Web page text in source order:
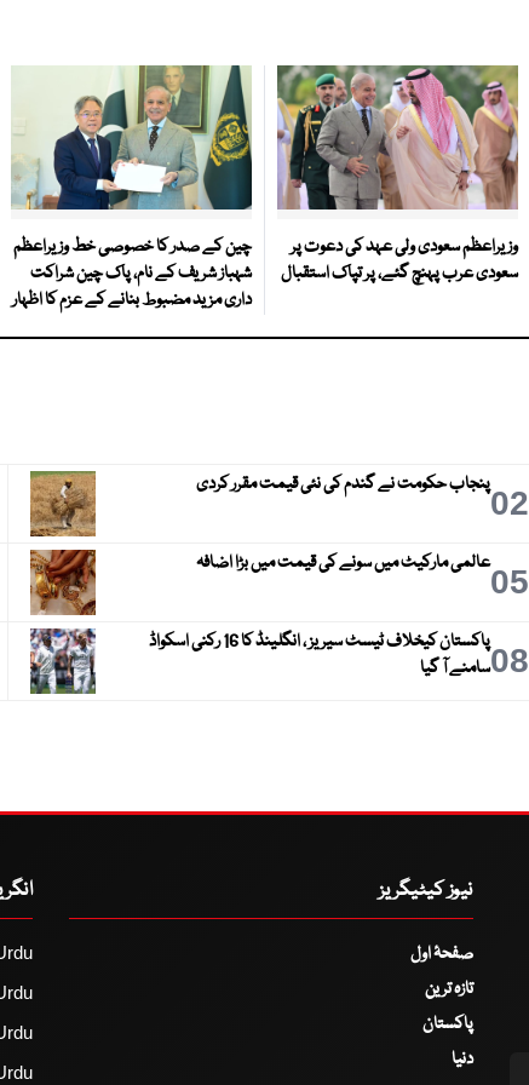
وزیراعظم سعودی ولی عہد کی دعوت پر
سعودی عرب پہنچ گئے، پر تپاک استقبال
چین کے صدر کا خصوصی خط وزیراعظم
شہباز شریف کے نام، پاک چین شراکت
داری مزید مضبوط بنانے کے عزم کا اظہار
02پنجاب حکومت نے گندم کی نئی قیمت مقرر کردی
05عالمی مارکیٹ میں سونے کی قیمت میں بڑا اضافہ
08
پاکستان کیخلاف ٹیسٹ سیریز ، انگلینڈ کا 16 رکنی اسکواڈ
سامنے آ گیا
نیوز کیٹیگریز
صفحۂ اول
تازہ ترین
پاکستان
دنیا